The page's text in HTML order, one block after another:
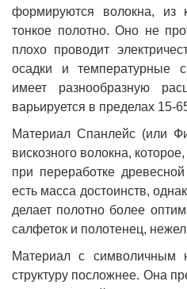
формируются волокна, из
тонкое полотно. Оно не
плохо проводит
осадки и температурные
имеет разнообразную
варьируется в пределах 15-
Материал Спанлейс (или
вискозного волокна,
при переработке
есть масса достоинств,
делает полотно более
салфеток и полотенец,
Материал с символичным
структуру посложнее. Она